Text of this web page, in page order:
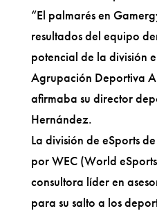
“El palmarés en
resultados del equipo
potencial de la división
Agrupación Deportiva
afirmaba su director
Hernández.
La división de eSports
por WEC (World
consultora líder en
para su salto a los